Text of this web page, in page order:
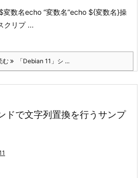
変数名echo “変数名”echo ${変数名}操
クリプ ...
む 「Debian 11」シ ...
ドで文字列置換を行うサンプ